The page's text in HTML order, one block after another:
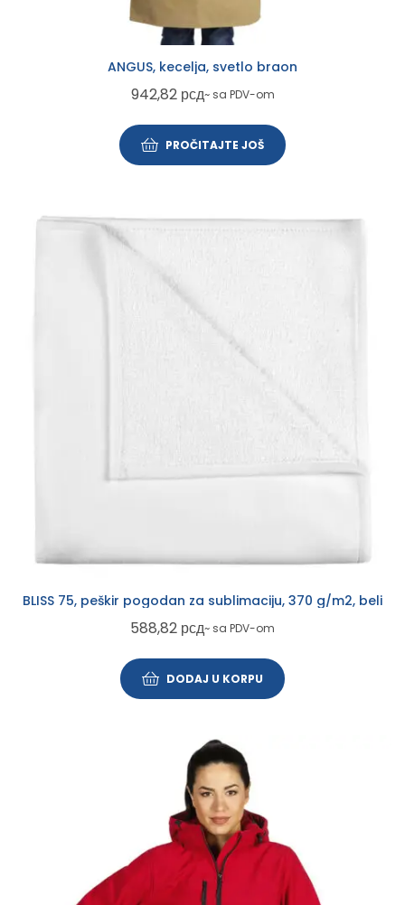
ANGUS, kecelja, svetlo braon
942,82 рсд~ sa PDV-om
PROČITAJTE JOŠ
BLISS 75, peškir pogodan za sublimaciju, 370 g/m2, beli
588,82 рсд~ sa PDV-om
DODAJ U KORPU